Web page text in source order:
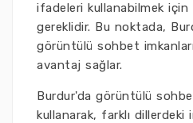
ifadeleri kullanabilmek için
gereklidir. Bu noktada,
görüntülü sohbet
avantaj sağlar.
Burdur'da görüntülü
kullanarak, farklı dillerdeki